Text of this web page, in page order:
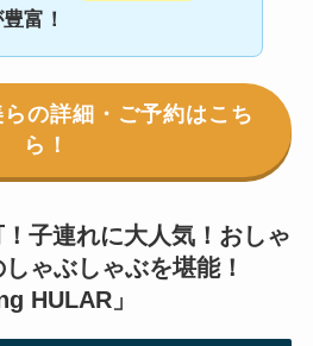
富！
の詳細・ご予約はこち
ら！
子連れに大人気！おしゃ
ゃぶしゃぶを堪能！
HULAR」